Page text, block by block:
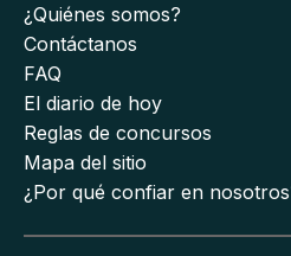
¿Quiénes somos?
Contáctanos
FAQ
El diario de hoy
Reglas de concursos
Mapa del sitio
¿Por qué confiar en